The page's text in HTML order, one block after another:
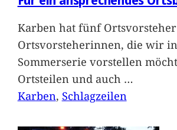
Karben hat fünf
Ortsvorsteherinnen, die wir
Sommerserie vorstellen
Ortsteilen und auch …
Karben, Schlagzeilen